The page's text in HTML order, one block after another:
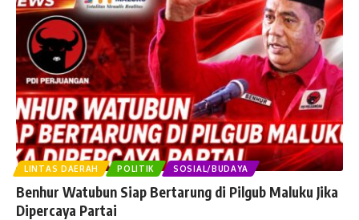
LINTAS DAERAH POLITIK SOSIAL/BUDAYA
Benhur Watubun Siap Bertarung di Pilgub Maluku Jika
Dipercaya Partai